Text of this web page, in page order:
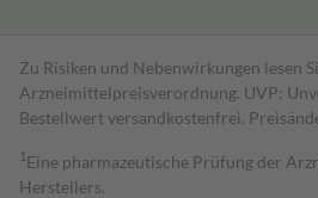
Zu Risiken und Nebenwirkungen lesen
Arzneimittelpreisverordnung. UVP:
Bestell­wert versand­kosten­frei.
1 Eine pharmazeutische Prüfung der
Herstellers.